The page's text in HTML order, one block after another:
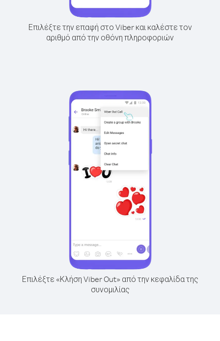
Επιλέξτε την επαφή στο Viber και καλέστε τον
αριθμό από την οθόνη πληροφοριών
Επιλέξτε «Κλήση Viber Out» από την κεφαλίδα της
συνομιλίας